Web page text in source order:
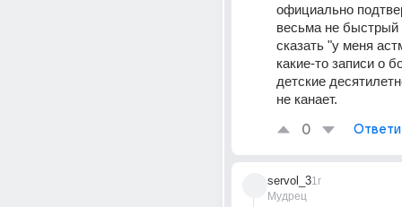
официально
весьма не быстрый
сказать "у меня
какие-то записи о
детские
не канает.
0
servol_3
Мудрец
1г